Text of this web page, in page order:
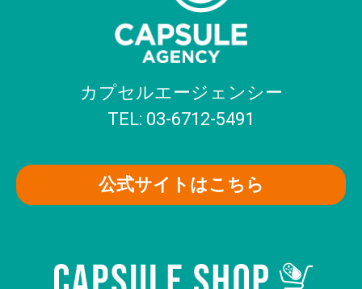
カプセルエージェンシー
TEL: 03-6712-5491
公式サイトはこちら